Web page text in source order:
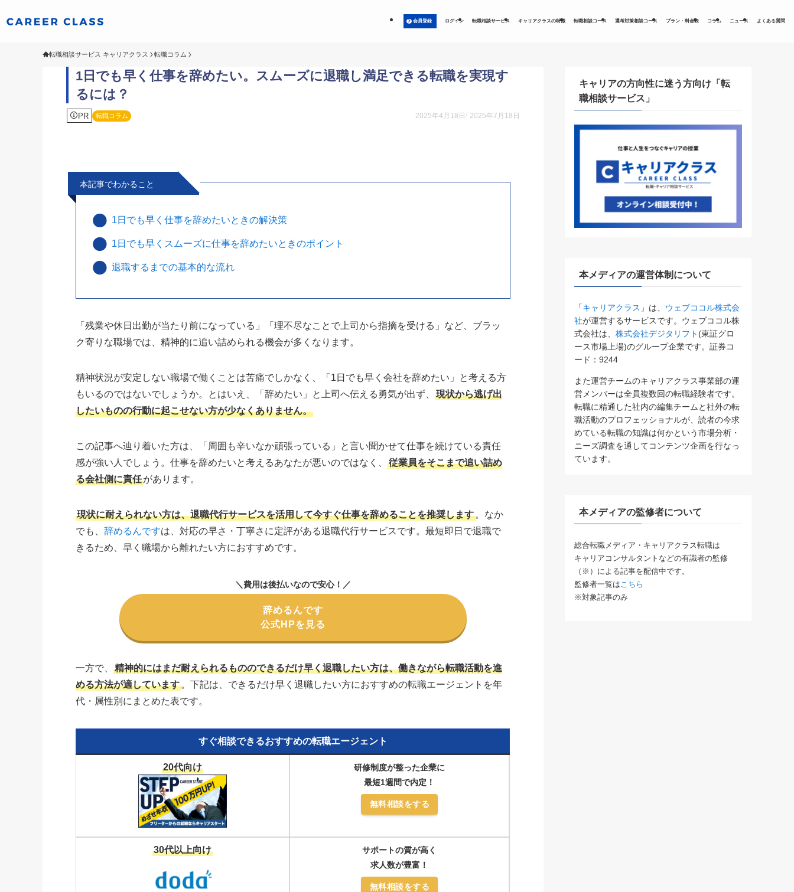
会員登録 ログイン 転職相談サービス キャリアクラスの特徴 転職相談コース 選考対策相談コース プラン・料金表 コラム ニュース よくある質問
転職相談サービス キャリアクラス 転職コラム
1日でも早く仕事を辞めたい。スムーズに退職し満足できる転職を実現す
るには？
PR 転職コラム 2025年4月18日 2025年7月18日
本記事でわかること
1日でも早く仕事を辞めたいときの解決策
1日でも早くスムーズに仕事を辞めたいときのポイント
退職するまでの基本的な流れ
「残業や休日出勤が当たり前になっている」「理不尽なことで上司から指摘を受ける」など、ブラッ
ク寄りな職場では、精神的に追い詰められる機会が多くなります。
精神状況が安定しない職場で働くことは苦痛でしかなく、「1日でも早く会社を辞めたい」と考える方
もいるのではないでしょうか。とはいえ、「辞めたい」と上司へ伝える勇気が出ず、現状から逃げ出
したいものの行動に起こせない方が少なくありません。
この記事へ辿り着いた方は、「周囲も辛いなか頑張っている」と言い聞かせて仕事を続けている責任
感が強い人でしょう。仕事を辞めたいと考えるあなたが悪いのではなく、従業員をそこまで追い詰め
る会社側に責任があります。
現状に耐えられない方は、退職代行サービスを活用して今すぐ仕事を辞めることを推奨します。なか
でも、辞めるんですは、対応の早さ・丁寧さに定評がある退職代行サービスです。最短即日で退職で
きるため、早く職場から離れたい方におすすめです。
＼費用は後払いなので安心！／
辞めるんです
公式HPを見る
一方で、精神的にはまだ耐えられるもののできるだけ早く退職したい方は、働きながら転職活動を進
める方法が適しています。下記は、できるだけ早く退職したい方におすすめの転職エージェントを年
代・属性別にまとめた表です。
すぐ相談できるおすすめの転職エージェント
20代向け
研修制度が整った企業に
最短1週間で内定！
無料相談をする
30代以上向け
サポートの質が高く
求人数が豊富！
無料相談をする
キャリアの方向性に迷う方向け「転
職相談サービス」
本メディアの運営体制について
「キャリアクラス 」は、 ウェブココル株式会
社が運営するサービスです。ウェブココル株
式会社は、 株式会社デジタリフト (東証グロ
ース市場上場)のグループ企業です。証券コ
ード：9244
また運営チームのキャリアクラス事業部の運
営メンバーは全員複数回の転職経験者です。
転職に精通した社内の編集チームと社外の転
職活動のプロフェッショナルが、読者の今求
めている転職の知識は何かという市場分析・
ニーズ調査を通してコンテンツ企画を行なっ
ています。
本メディアの監修者について
総合転職メディア・キャリアクラス転職は
キャリアコンサルタントなどの有識者の監修
（※）による記事を配信中です。
監修者一覧はこちら
※対象記事のみ